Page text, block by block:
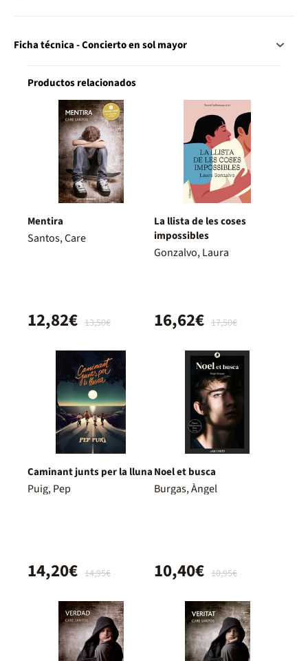
Ficha técnica - Concierto en sol mayor
Productos relacionados
Mentira
Santos, Care
13,50€
12,82€
La llista de les coses
impossibles
Gonzalvo, Laura
17,50€
16,62€
Caminant junts per la lluna
Puig, Pep
14,95€
14,20€
Noel et busca
Burgas, Àngel
10,95€
10,40€